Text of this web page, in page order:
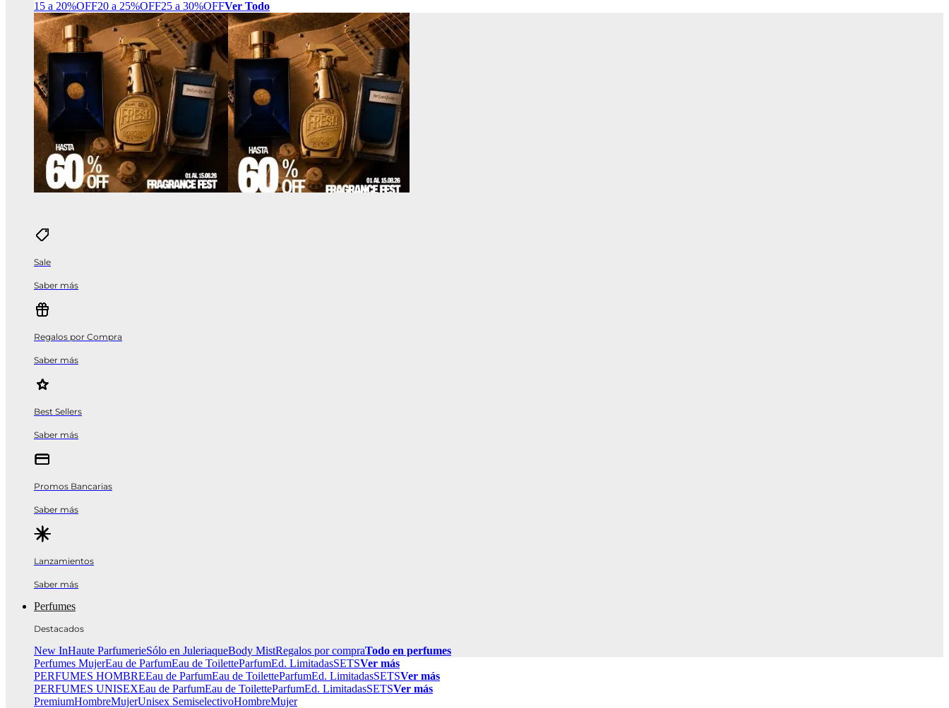
15 a 20%OFF20 a 25%OFF25 a 30%OFFVer Todo
Sale
Saber más
Regalos por Compra
Saber más
Best Sellers
Saber más
Promos Bancarias
Saber más
Lanzamientos
Saber más
Perfumes
Destacados
New InHaute ParfumerieSólo en JuleriaqueBody MistRegalos por compraTodo en perfumes
Perfumes MujerEau de ParfumEau de ToiletteParfumEd. LimitadasSETSVer más
PERFUMES HOMBREEau de ParfumEau de ToiletteParfumEd. LimitadasSETSVer más
PERFUMES UNISEXEau de ParfumEau de ToiletteParfumEd. LimitadasSETSVer más
PremiumHombreMujerUnisex SemiselectivoHombreMujer